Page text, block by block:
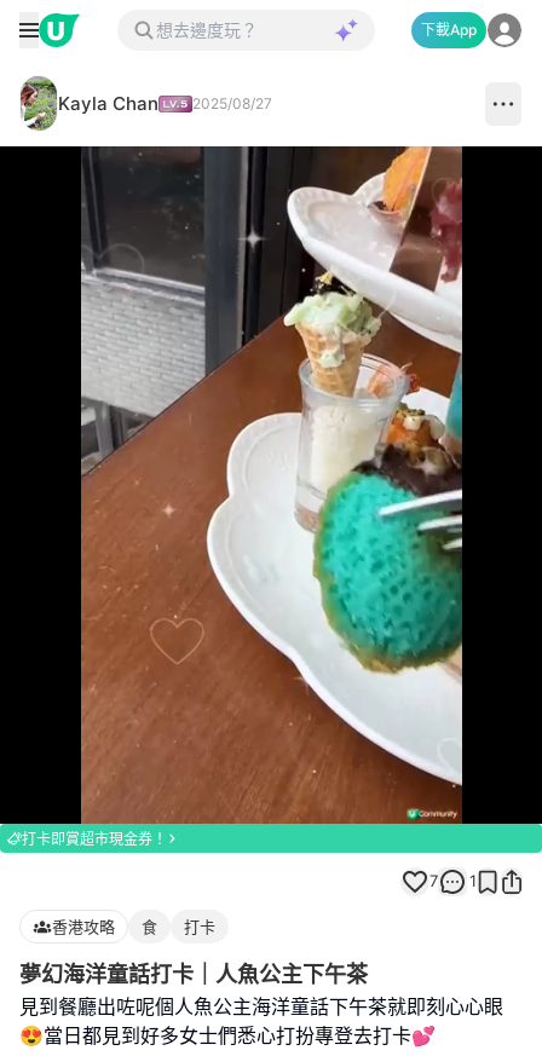
下載App
Kayla Chan 2025/08/27
Loaded
100.00%
打卡即賞超市現金券！
7 1
香港攻略 食 打卡
夢幻海洋童話打卡｜人魚公主下午茶
見到餐廳出咗呢個人魚公主海洋童話下午茶就即刻心心眼
😍當日都見到好多女士們悉心打扮專登去打卡💕